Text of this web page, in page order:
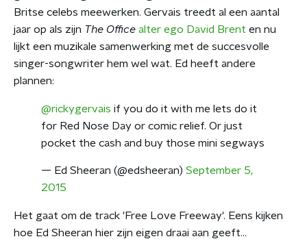
Britse celebs meewerken. Gervais treedt al een aantal
jaar op als zijn The Office alter ego David Brent en nu
lijkt een muzikale samenwerking met de succesvolle
singer-songwriter hem wel wat. Ed heeft andere
plannen:
@rickygervais if you do it with me lets do it
for Red Nose Day or comic relief. Or just
pocket the cash and buy those mini segways
— Ed Sheeran (@edsheeran) September 5,
2015
Het gaat om de track 'Free Love Freeway'. Eens kijken
hoe Ed Sheeran hier zijn eigen draai aan geeft...